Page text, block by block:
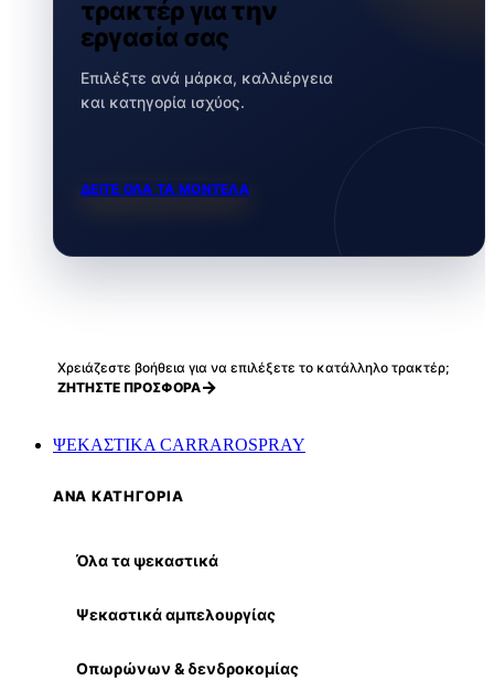
τρακτέρ για την
εργασία σας
Επιλέξτε ανά μάρκα, καλλιέργεια
και κατηγορία ισχύος.
ΔΕΙΤΕ ΟΛΑ ΤΑ ΜΟΝΤΕΛΑ
Χρειάζεστε βοήθεια για να επιλέξετε το κατάλληλο τρακτέρ;
ΖΗΤΗΣΤΕ ΠΡΟΣΦΟΡΑ
ΨΕΚΑΣΤΙΚΑ CARRAROSPRAY
ΑΝΑ ΚΑΤΗΓΟΡΙΑ
Όλα τα ψεκαστικά
Ψεκαστικά αμπελουργίας
Οπωρώνων & δενδροκομίας